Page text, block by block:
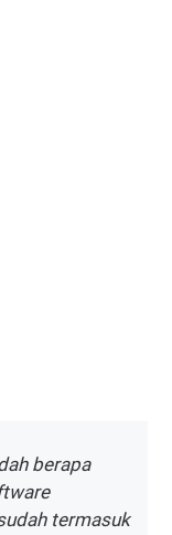
berapa
termasuk